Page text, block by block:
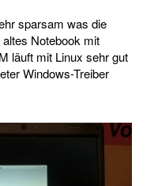
sparsam was die
Notebook mit
läuft mit Linux sehr gut
Windows-Treiber